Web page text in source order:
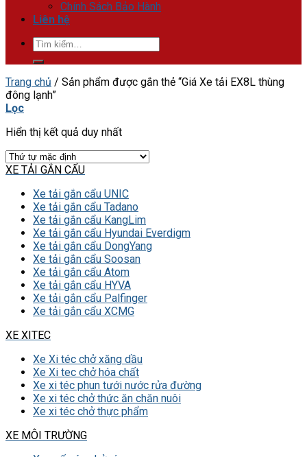
Chính Sách Bảo Hành
Liên hệ
Tìm
kiếm:
Trang chủ / Sản phẩm được gắn thẻ “Giá Xe tải EX8L thùng
đông lạnh”
Lọc
Hiển thị kết quả duy nhất
XE TẢI GẮN CẨU
Xe tải gắn cẩu UNIC
Xe tải gắn cẩu Tadano
Xe tải gắn cẩu KangLim
Xe tải gắn cẩu Hyundai Everdigm
Xe tải gắn cẩu DongYang
Xe tải gắn cẩu Soosan
Xe tải gắn cẩu Atom
Xe tải gắn cẩu HYVA
Xe tải gắn cẩu Palfinger
Xe tải gắn cẩu XCMG
XE XITEC
Xe Xi téc chở xăng dầu
Xe Xi tec chở hóa chất
Xe xi téc phun tưới nước rửa đường
Xe xi téc chở thức ăn chăn nuôi
Xe xi téc chở thực phẩm
XE MÔI TRƯỜNG